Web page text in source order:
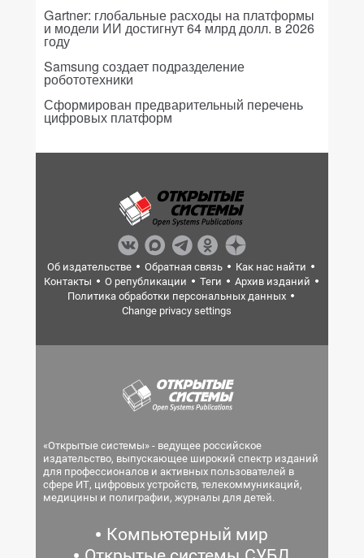
Gartner: глобальные расходы на платформы
и модели ИИ достигнут 64 млрд долл. в 2026
году
Samsung создает подразделение
робототехники
Сформирован предварительный перечень
цифровых платформ
Об издательстве Обратная связь
Как нас найти
Контакты
О републикации Теги
Архив изданий
Политика обработки персональных данных
Change privacy settings
«Открытые системы» - ведущее российское
издательство, выпускающее широкий спектр изданий
для профессионалов и активных пользователей в
сфере ИТ, цифровых устройств, телекоммуникаций,
медицины и полиграфии, журналы для детей.
Компьютерный мир